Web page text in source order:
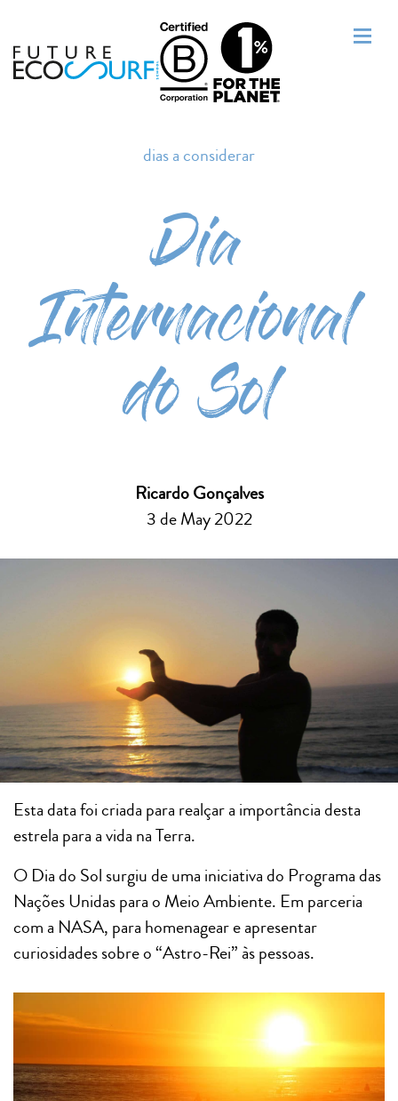
dias a considerar
Dia
Internacional
do Sol
Ricardo Gonçalves
3 de May 2022
Esta data foi criada para realçar a importância desta
estrela para a vida na Terra.
O Dia do Sol surgiu de uma iniciativa do Programa das
Nações Unidas para o Meio Ambiente. Em parceria
com a NASA, para homenagear e apresentar
curiosidades sobre o “Astro-Rei” às pessoas.